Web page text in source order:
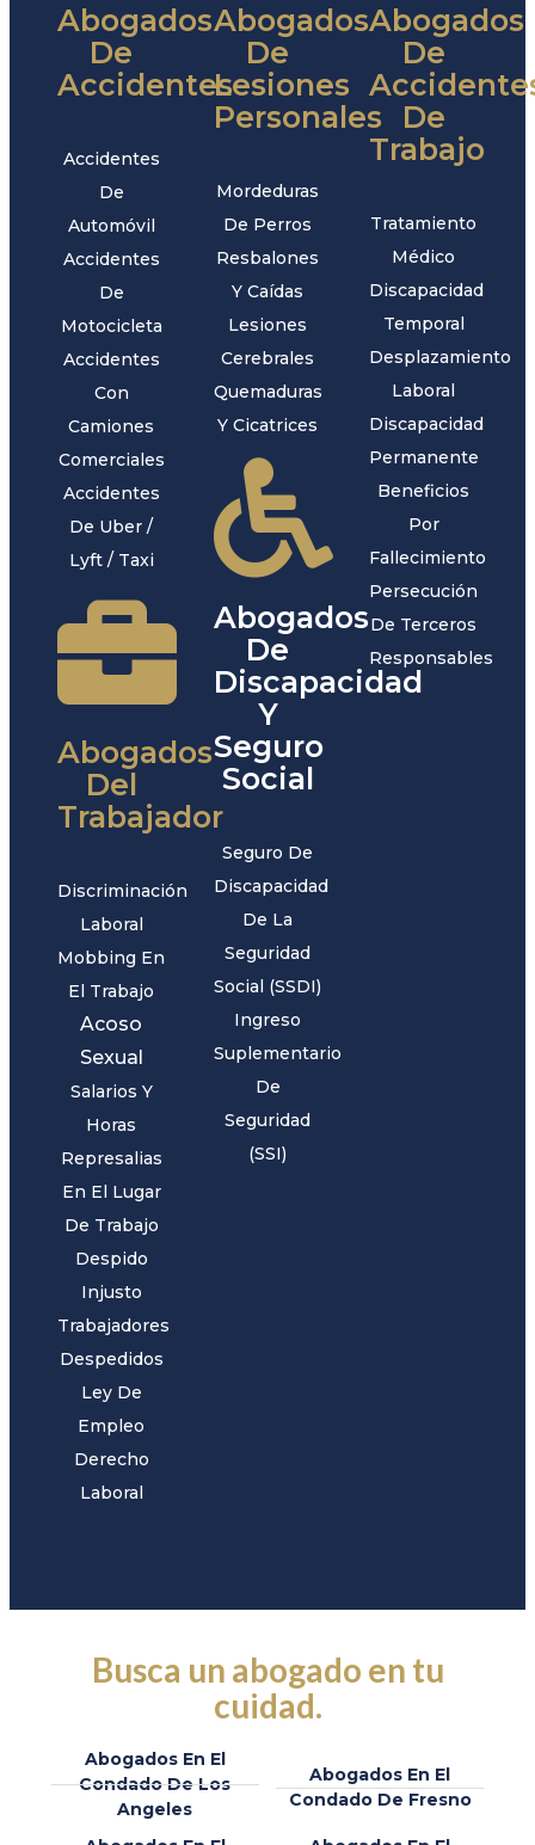
Abogados
De
Accidentes
Accidentes
De
Automóvil
Accidentes
De
Motocicleta
Accidentes
Con
Camiones
Comerciales
Accidentes
De Uber /
Lyft / Taxi
Abogados
Del
Trabajador
Discriminación
Laboral
Mobbing En
El Trabajo
Acoso
Sexual
Salarios Y
Horas
Represalias
En El Lugar
De Trabajo
Despido
Injusto
Trabajadores
Despedidos
Ley De
Empleo
Derecho
Laboral
Abogados
De
Lesiones
Personales
Mordeduras
De Perros
Resbalones
Y Caídas
Lesiones
Cerebrales
Quemaduras
Y Cicatrices
Abogados
De
Discapacidad
Y
Seguro
Social
Seguro De
Discapacidad
De La
Seguridad
Social (SSDI)
Ingreso
Suplementario
De
Seguridad
(SSI)
Abogados
De
De
Trabajo
Tratamiento
Médico
Discapacidad
Temporal
Desplazamiento
Laboral
Discapacidad
Permanente
Beneficios
Por
Fallecimiento
Persecución
De Terceros
Responsables
Busca un abogado en tu
cuidad.
Abogados En El
Condado De Los
Angeles
Abogados En El
Condado De Fresno